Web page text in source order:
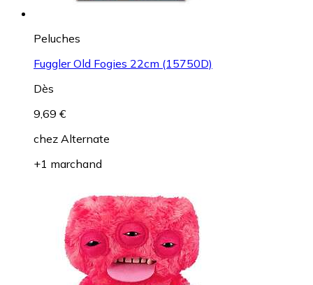
Peluches
Fuggler Old Fogies 22cm (15750D)
Dès
9,69 €
chez Alternate
+1 marchand